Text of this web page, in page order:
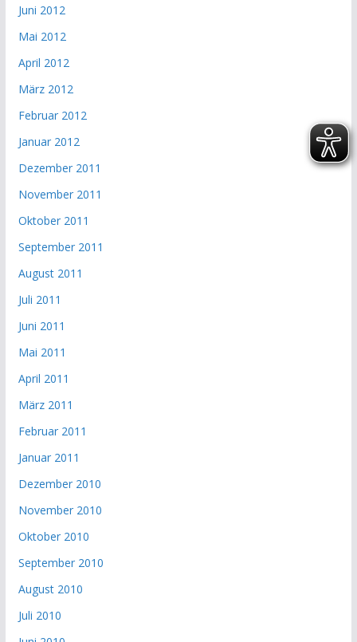
Juni 2012
Mai 2012
April 2012
März 2012
Februar 2012
Januar 2012
Dezember 2011
November 2011
Oktober 2011
September 2011
August 2011
Juli 2011
Juni 2011
Mai 2011
April 2011
März 2011
Februar 2011
Januar 2011
Dezember 2010
November 2010
Oktober 2010
September 2010
August 2010
Juli 2010